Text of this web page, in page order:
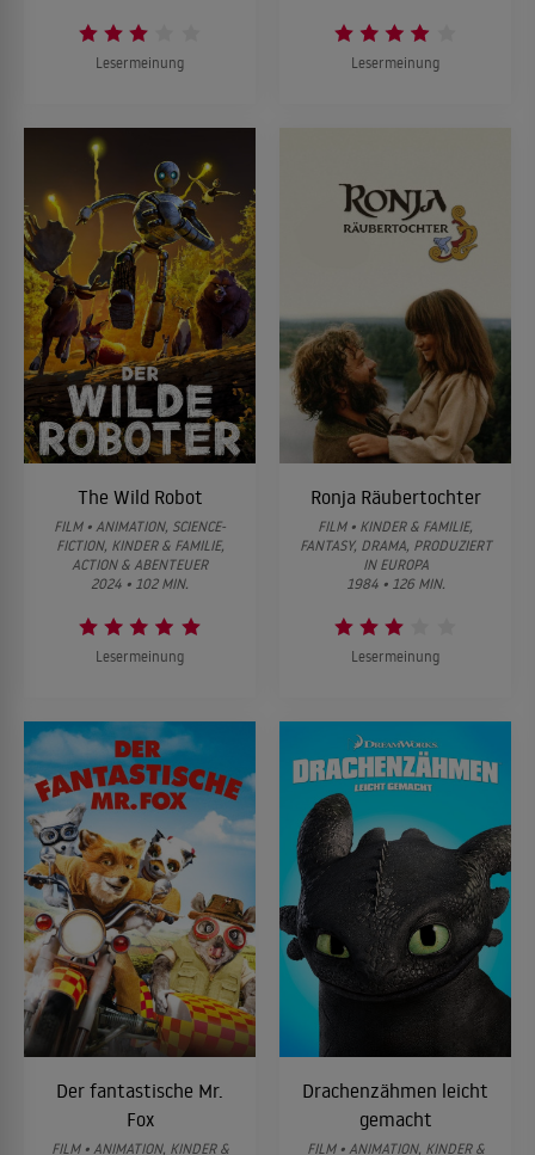
Lesermeinung Lesermeinung
The Wild Robot
FILM • ANIMATION, SCIENCE-
FICTION, KINDER & FAMILIE,
ACTION & ABENTEUER
2024 • 102 MIN.
Lesermeinung
Ronja Räubertochter
FILM • KINDER & FAMILIE,
FANTASY, DRAMA, PRODUZIERT
IN EUROPA
1984 • 126 MIN.
Lesermeinung
Der fantastische Mr.
Fox
FILM • ANIMATION, KINDER &
Drachenzähmen leicht
gemacht
FILM • ANIMATION, KINDER &